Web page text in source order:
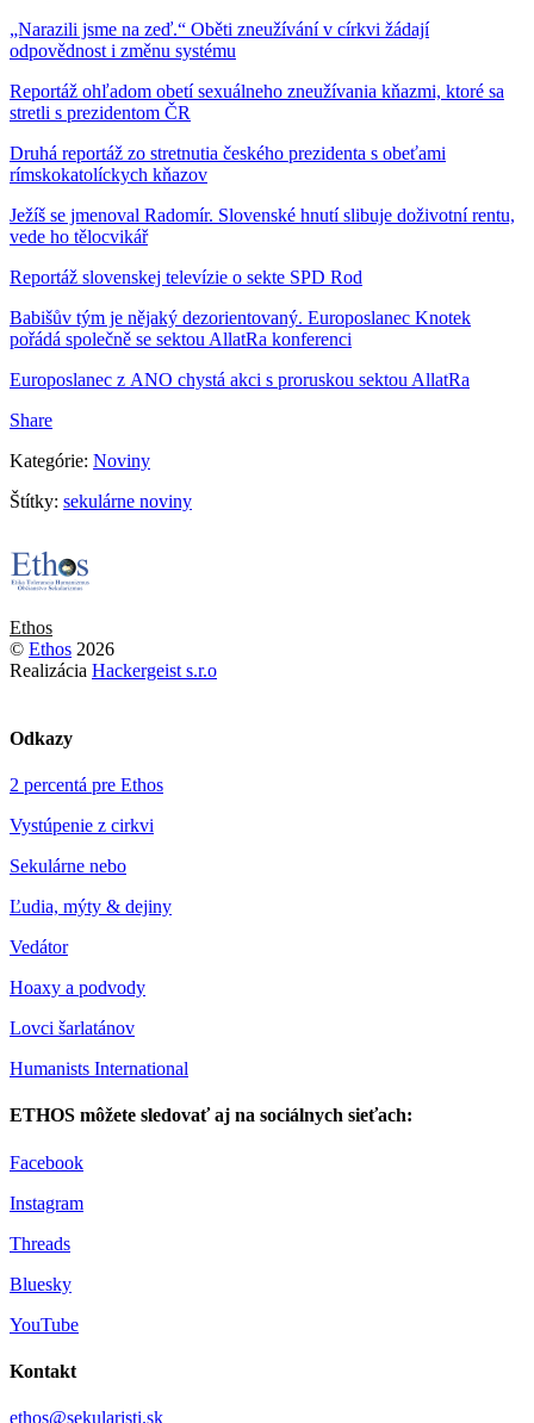
„Narazili jsme na zeď.“ Oběti zneužívání v církvi žádají
odpovědnost i změnu systému
Reportáž ohľadom obetí sexuálneho zneužívania kňazmi, ktoré sa
stretli s prezidentom ČR
Druhá reportáž zo stretnutia českého prezidenta s obeťami
rímskokatolíckych kňazov
Ježíš se jmenoval Radomír. Slovenské hnutí slibuje doživotní rentu,
vede ho tělocvikář
Reportáž slovenskej televízie o sekte SPD Rod
Babišův tým je nějaký dezorientovaný. Europoslanec Knotek
pořádá společně se sektou AllatRa konferenci
Europoslanec z ANO chystá akci s proruskou sektou AllatRa
Share
Kategórie: Noviny
Štítky: sekulárne noviny
Ethos
© Ethos 2026
Realizácia Hackergeist s.r.o
Odkazy
2 percentá pre Ethos
Vystúpenie z cirkvi
Sekulárne nebo
Ľudia, mýty & dejiny
Vedátor
Hoaxy a podvody
Lovci šarlatánov
Humanists International
ETHOS môžete sledovať aj na sociálnych sieťach:
Facebook
Instagram
Threads
Bluesky
YouTube
Kontakt
ethos@sekularisti.sk